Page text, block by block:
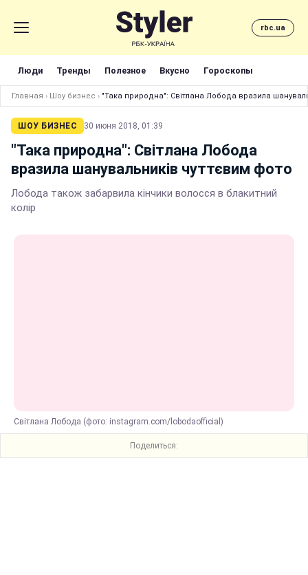
rbc.ua
Люди Тренды Полезное Вкусно Гороскопы
Главная › Шоу бизнес › "Така природна": Світлана Лобода вразила
ШОУ БИЗНЕС 30 июня 2018, 01:39
"Така природна": Світлана Лобода
вразила шанувальників чуттєвим фото
Лобода також забарвила кінчики волосся в блакитний
колір
Світлана Лобода (фото: instagram.com/lobodaofficial)
Поделиться: